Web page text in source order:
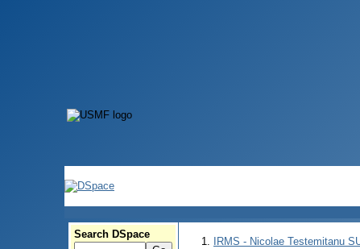
Search DSpace
IRMS - Nicolae Testemitanu